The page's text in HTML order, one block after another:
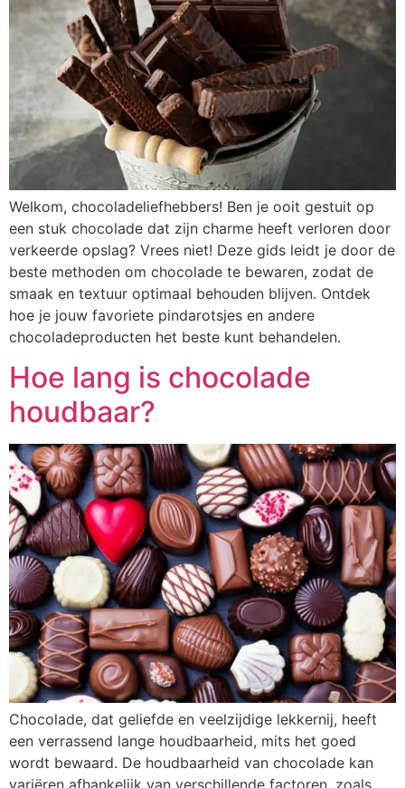
Welkom, chocoladeliefhebbers! Ben je ooit gestuit op
een stuk chocolade dat zijn charme heeft verloren door
verkeerde opslag? Vrees niet! Deze gids leidt je door de
beste methoden om chocolade te bewaren, zodat de
smaak en textuur optimaal behouden blijven. Ontdek
hoe je jouw favoriete pindarotsjes en andere
chocoladeproducten het beste kunt behandelen.
Hoe lang is chocolade
houdbaar?
Chocolade, dat geliefde en veelzijdige lekkernij, heeft
een verrassend lange houdbaarheid, mits het goed
wordt bewaard. De houdbaarheid van chocolade kan
variëren afhankelijk van verschillende factoren, zoals